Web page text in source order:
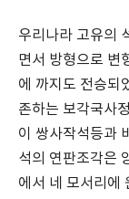
우리나라 고유의
면서 방형으로 변
에 까지도 전승되
존하는 보각국사
이 쌍사작석등과
석의 연판조각은
에서 네 모서리에